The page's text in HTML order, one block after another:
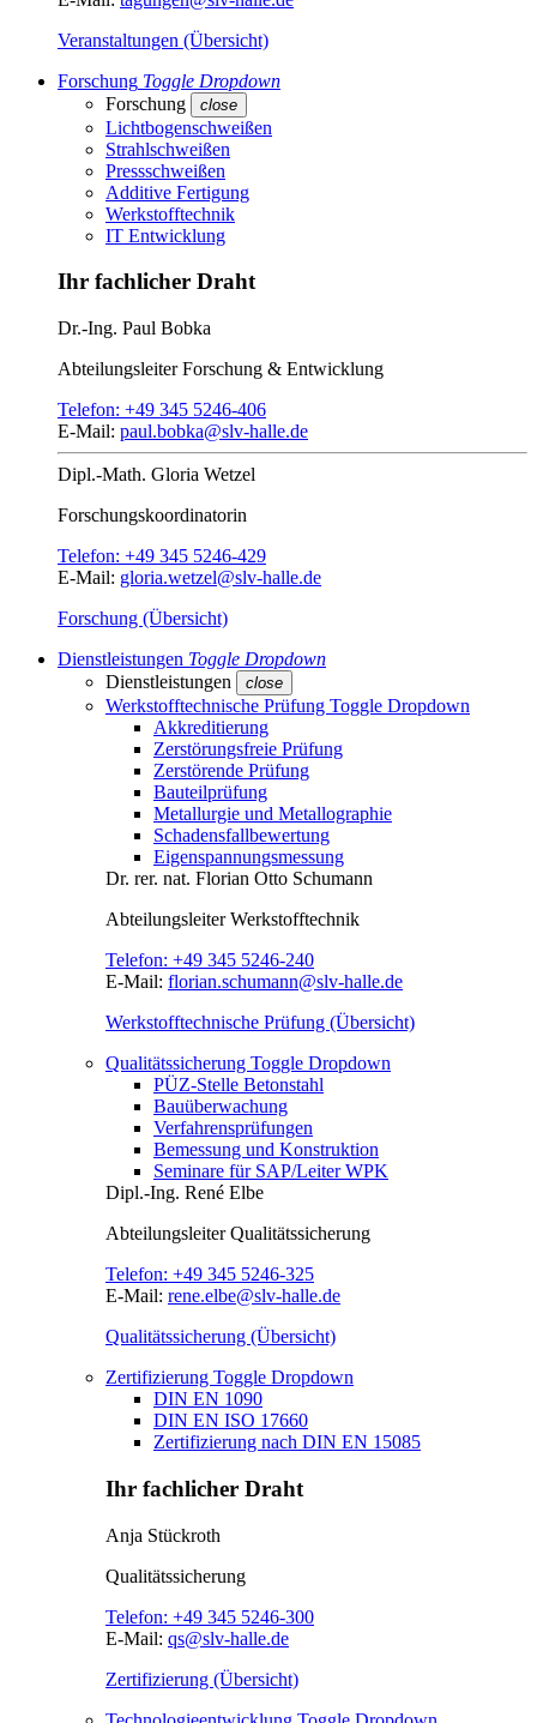
Veranstaltungen (Übersicht)
Forschung Toggle Dropdown
Forschung
close
Lichtbogenschweißen
Strahlschweißen
Pressschweißen
Additive Fertigung
Werkstofftechnik
IT Entwicklung
Ihr fachlicher Draht
Dr.-Ing. Paul Bobka
AbteilungsleiterForschung & Entwicklung
Telefon: +49 345 5246-406
E-Mail: paul.bobka@slv-halle.de
Dipl.-Math. Gloria Wetzel
Forschungs­koordinatorin
Telefon: +49 345 5246-429
E-Mail: gloria.wetzel@slv-halle.de
Forschung (Übersicht)
Dienstleistungen Toggle Dropdown
Dienstleistungen
close
Werkstofftechnische Prüfung Toggle Dropdown
Akkreditierung
Zerstörungsfreie Prüfung
Zerstörende Prüfung
Bauteilprüfung
Metallurgie und Metallographie
Schadensfallbewertung
Eigenspannungsmessung
Dr. rer. nat. Florian Otto Schumann
AbteilungsleiterWerkstofftechnik
Telefon: +49 345 5246-240
E-Mail: florian.schumann@slv-halle.de
Werkstofftechnische Prüfung (Übersicht)
Qualitätssicherung Toggle Dropdown
PÜZ-Stelle Betonstahl
Bauüberwachung
Verfahrensprüfungen
Bemessung und Konstruktion
Seminare für SAP/Leiter WPK
Dipl.-Ing. René Elbe
AbteilungsleiterQualitätssicherung
Telefon: +49 345 5246-325
E-Mail: rene.elbe@slv-halle.de
Qualitätssicherung (Übersicht)
Zertifizierung Toggle Dropdown
DIN EN 1090
DIN EN ISO 17660
Zertifizierung nach DIN EN 15085
Ihr fachlicher Draht
Anja Stückroth
Qualitätssicherung
Telefon: +49 345 5246-300
E-Mail: qs@slv-halle.de
Zertifizierung (Übersicht)